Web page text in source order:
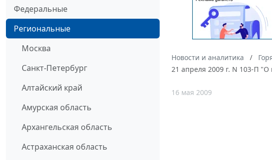
Федеральные
Региональные
Москва
Санкт-Петербург
Алтайский край
Амурская область
Архангельская область
Астраханская область
Новости и аналитика
21 апреля 2009 г. N 103-П "О
16 мая 2009